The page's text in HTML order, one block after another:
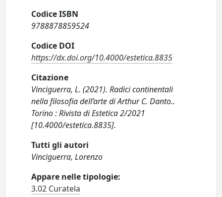
Codice ISBN
9788878859524
Codice DOI
https://dx.doi.org/10.4000/estetica.8835
Citazione
Vinciguerra, L. (2021). Radici continentali
nella filosofia dell’arte di Arthur C. Danto..
Torino : Rivista di Estetica 2/2021
[10.4000/estetica.8835].
Tutti gli autori
Vinciguerra, Lorenzo
Appare nelle tipologie:
3.02 Curatela